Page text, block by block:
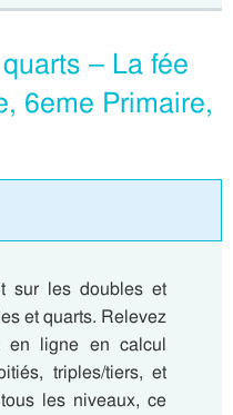
– La fée
6eme Primaire,
sur les doubles et
et quarts. Relevez
en ligne en calcul
triples/tiers, et
les niveaux, ce